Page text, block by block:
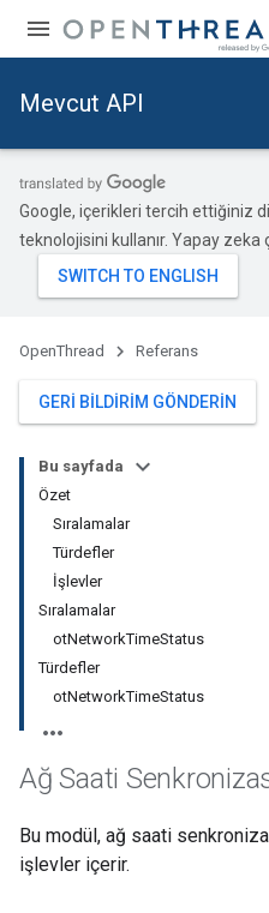
Mevcut API
Google, içerikleri tercih ettiğiniz
teknolojisini kullanır. Yapay zeka
OpenThread Referans
GERI BILDIRIM GÖNDERIN
Bu sayfada
Özet
Sıralamalar
Türdefler
İşlevler
Sıralamalar
otNetworkTimeStatus
Türdefler
otNetworkTimeStatus
Ağ Saati
Bu modül, ağ saati
işlevler içerir.